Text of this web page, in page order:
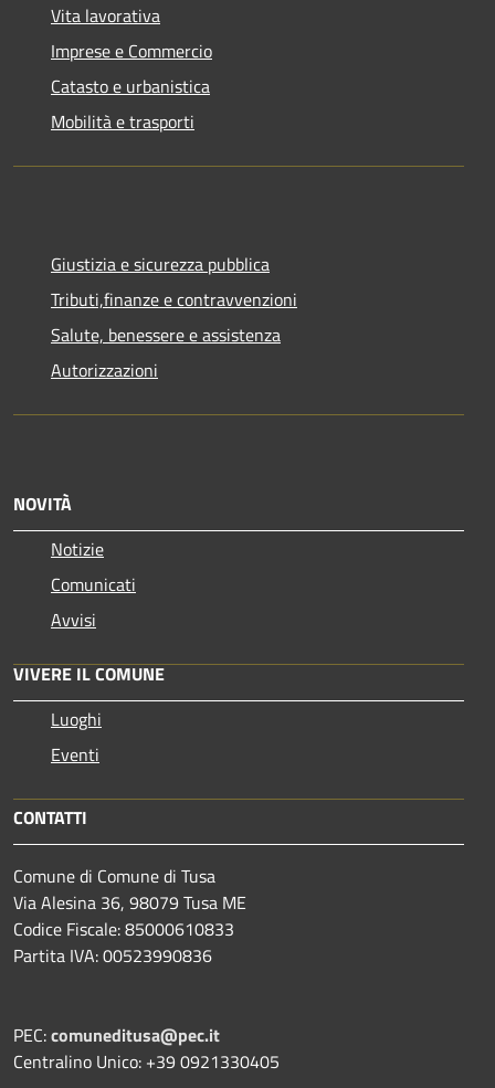
Vita lavorativa
Imprese e Commercio
Catasto e urbanistica
Mobilità e trasporti
Giustizia e sicurezza pubblica
Tributi,finanze e contravvenzioni
Salute, benessere e assistenza
Autorizzazioni
NOVITÀ
Notizie
Comunicati
Avvisi
VIVERE IL COMUNE
Luoghi
Eventi
CONTATTI
Comune di Comune di Tusa
Via Alesina 36, 98079 Tusa ME
Codice Fiscale: 85000610833
Partita IVA: 00523990836
PEC:comuneditusa@pec.it
Centralino Unico: +39 0921330405